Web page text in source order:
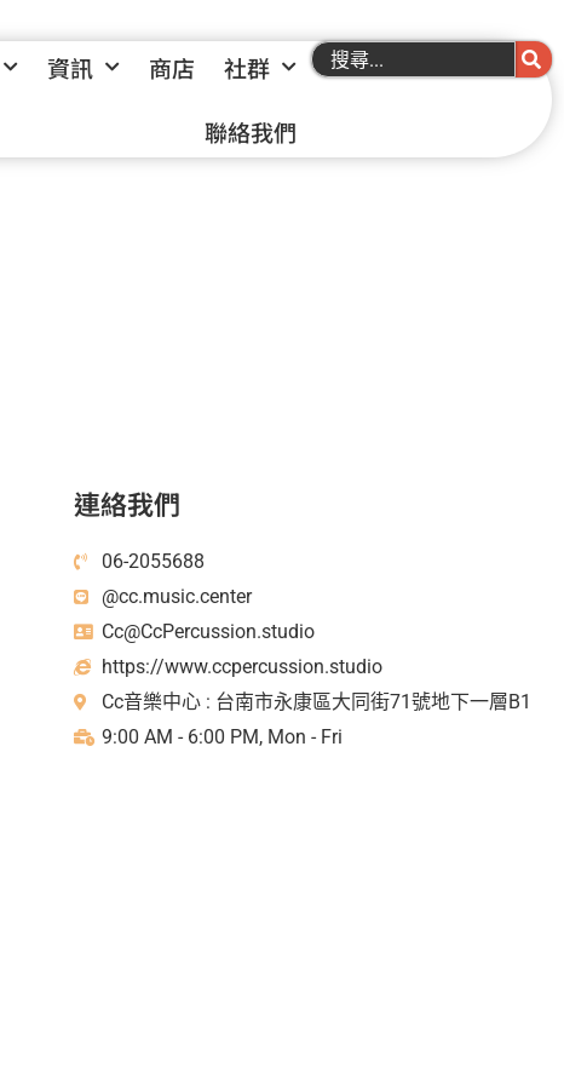
資訊 商店
社群
聯絡我們
連絡我們
06-2055688
@cc.music.center
Cc@CcPercussion.studio
https://www.ccpercussion.studio
Cc音樂中心 : 台南市永康區大同街71號地下一層B1
9:00 AM - 6:00 PM, Mon - Fri